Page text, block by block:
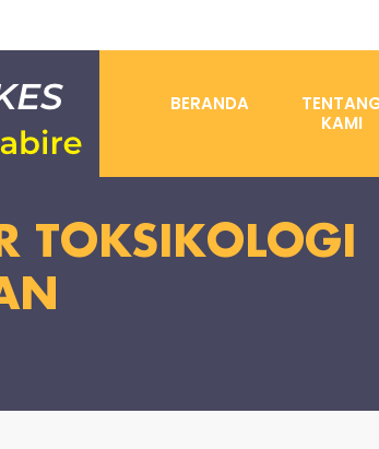
BERANDA
KAMI
TOKSIKOLOGI